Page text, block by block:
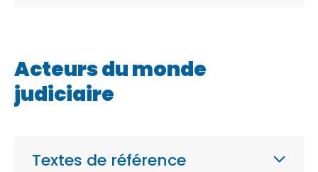
Acteurs du monde
judiciaire
Textes de référence